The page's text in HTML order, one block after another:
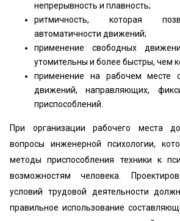
непрерывность и плавность;
ритмичность, которая
автоматичности движений;
применение свободных
утомительны и более быстры, чем
применение на рабочем месте
движений, направляющих,
приспособлений.
При организации рабочего места
вопросы инженерной психологии,
методы приспособления техники к
возможностям человека.
условий трудовой деятельности
правильное использование